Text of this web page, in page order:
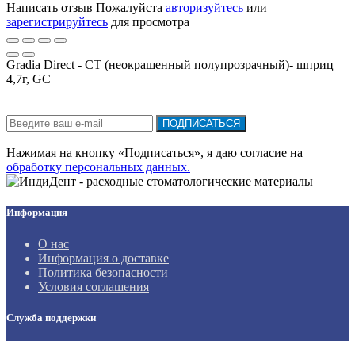
Написать отзыв Пожалуйста авторизуйтесь или
зарегистрируйтесь для просмотра
Gradia Direct - СТ (неокрашенный полупрозрачный)- шприц
4,7г, GC
ПОДПИСАТЬСЯ
Нажимая на кнопку «Подписаться», я даю cогласие на
обработку персональных данных.
Информация
О нас
Информация о доставке
Политика безопасности
Условия соглашения
Служба поддержки